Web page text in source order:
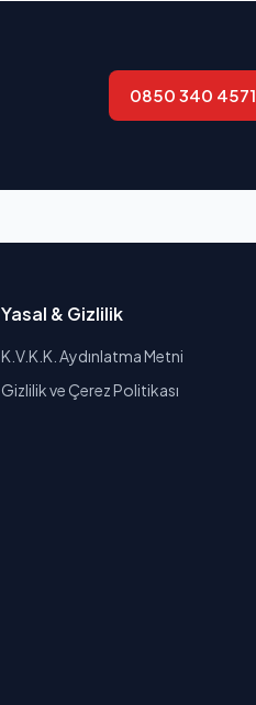
0850 340 4571
Yasal & Gizlilik
K.V.K.K. Aydınlatma Metni
Gizlilik ve Çerez Politikası